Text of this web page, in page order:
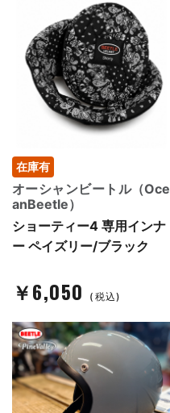
在庫有
オーシャンビートル（Oce
anBeetle）
ショーティー4 専用インナ
ー ペイズリー/ブラック
￥6,050 (税込)